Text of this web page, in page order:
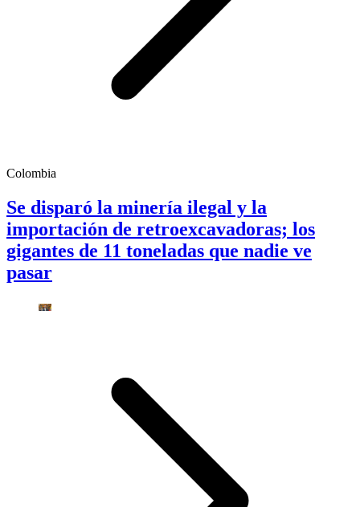
Colombia
Se disparó la minería ilegal y la
importación de retroexcavadoras; los
gigantes de 11 toneladas que nadie ve
pasar